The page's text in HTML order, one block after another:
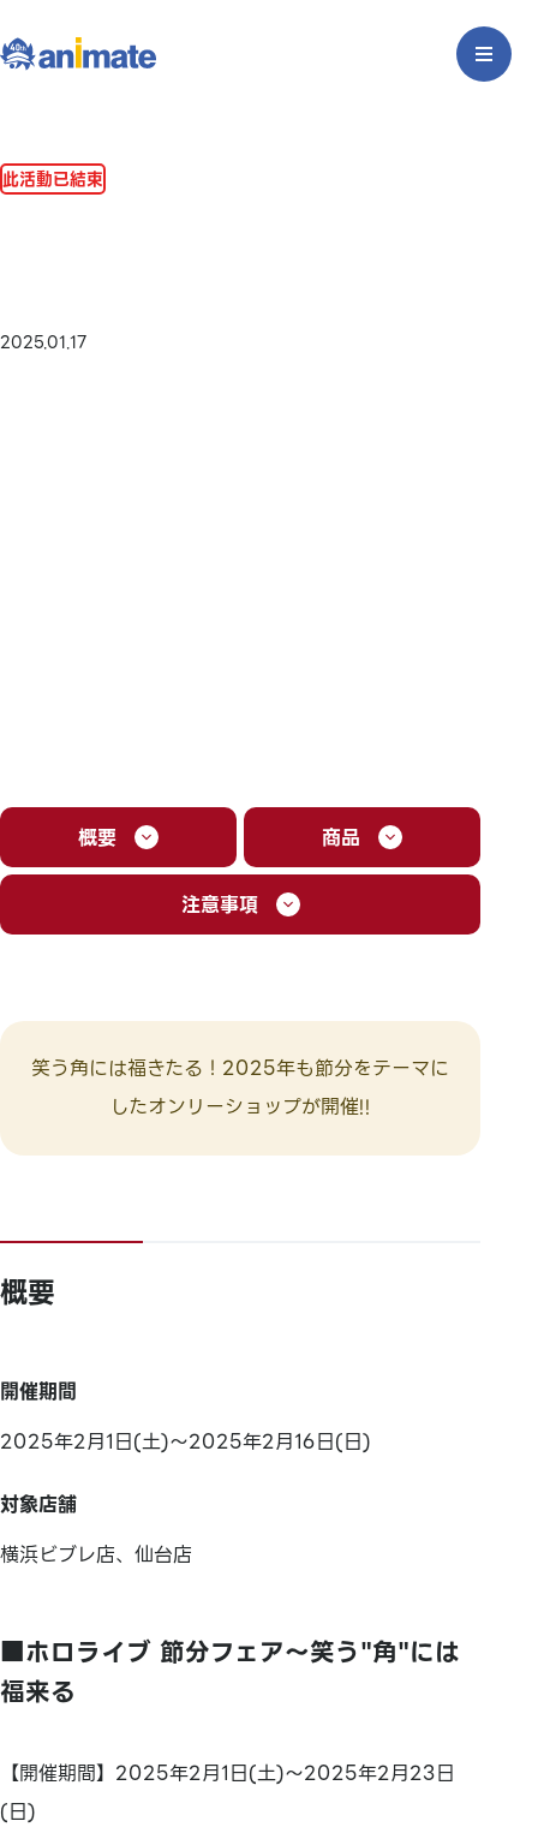
此活動已結束
2025.01.17
概要 商品
注意事項
笑う角には福きたる！2025年も節分をテーマに
したオンリーショップが開催!!
概要
開催期間
2025年2月1日(土)～2025年2月16日(日)
対象店舗
横浜ビブレ店、仙台店
■ホロライブ 節分フェア～笑う"角"には
福来る
【開催期間】2025年2月1日(土)～2025年2月23日
(日)